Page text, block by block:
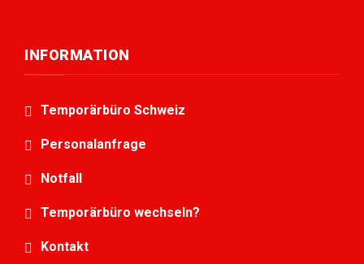
INFORMATION
Temporärbüro Schweiz
Personalanfrage
Notfall
Temporärbüro wechseln?
Kontakt